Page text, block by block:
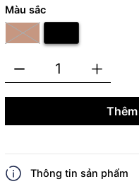
Màu sắc
Thông tin sản phẩm